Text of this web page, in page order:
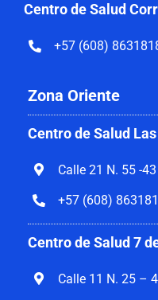
Centro de Salud
+57 (608)
Zona Oriente
Centro de Salud
Calle 21 N. 55 -43
+57 (608)
Centro de Salud 7
Calle 11 N. 25 –